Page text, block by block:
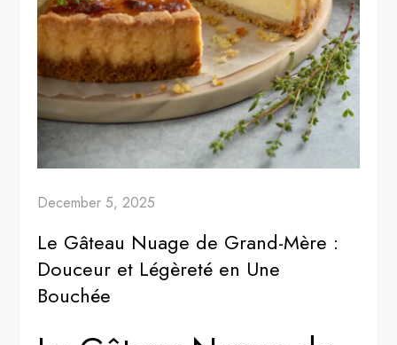
December 5, 2025
Le Gâteau Nuage de Grand-Mère :
Douceur et Légèreté en Une
Bouchée